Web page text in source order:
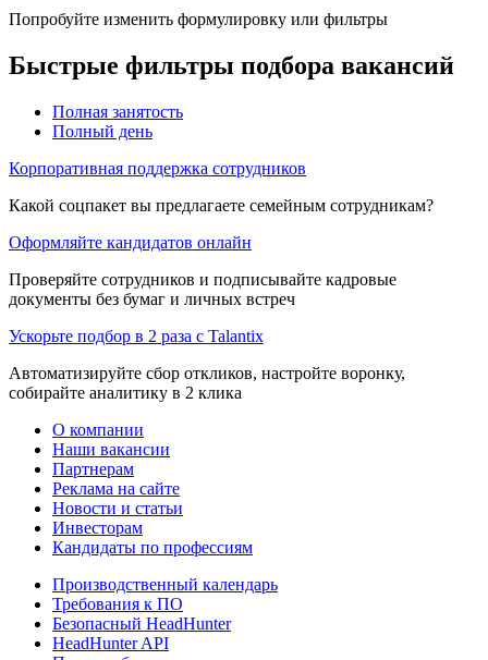
Попробуйте изменить формулировку или фильтры
Быстрые фильтры подбора вакансий
Полная занятость
Полный день
Корпоративная поддержка сотрудников
Какой соцпакет вы предлагаете семейным сотрудникам?
Оформляйте кандидатов онлайн
Проверяйте сотрудников и подписывайте кадровые
документы без бумаг и личных встреч
Ускорьте подбор в 2 раза с Talantix
Автоматизируйте сбор откликов, настройте воронку,
собирайте аналитику в 2 клика
О компании
Наши вакансии
Партнерам
Реклама на сайте
Новости и статьи
Инвесторам
Кандидаты по профессиям
Производственный календарь
Требования к ПО
Безопасный HeadHunter
HeadHunter API